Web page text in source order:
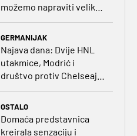
možemo napraviti velike
sam danas“
GERMANIJAK
Najava dana: Dvije HNL
utakmice, Modrić i
društvo protiv Chelseaja,
OSTALO
Domaća predstavnica
kreirala senzaciju i